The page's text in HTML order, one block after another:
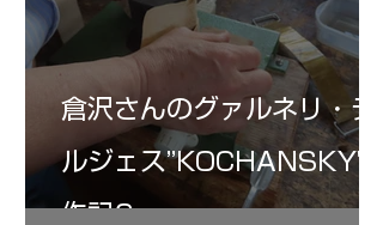
倉沢さんのグァルネリ・デ
ルジェス”KOCHANSKY"制
作記6